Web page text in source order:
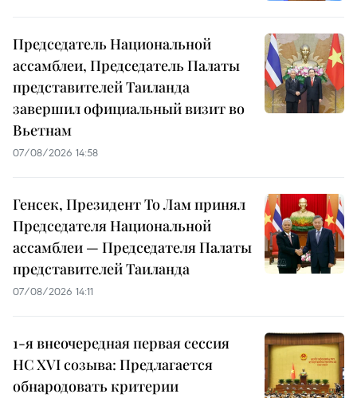
Председатель Национальной
ассамблеи, Председатель Палаты
представителей Таиланда
завершил официальный визит во
Вьетнам
07/08/2026 14:58
Генсек, Президент То Лам принял
Председателя Национальной
ассамблеи — Председателя Палаты
представителей Таиланда
07/08/2026 14:11
1-я внеочередная первая сессия
НС XVI созыва: Предлагается
обнародовать критерии